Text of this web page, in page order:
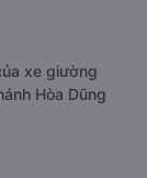
xe giường
Hòa Dũng